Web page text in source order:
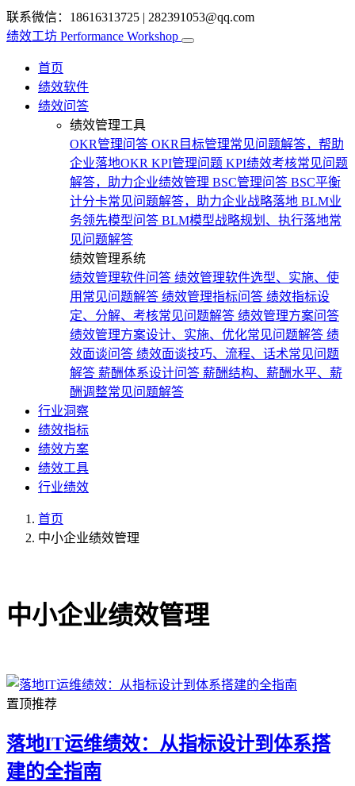
联系微信：18616313725 | 282391053@qq.com
绩效工坊 Performance Workshop
首页
绩效软件
绩效问答
绩效管理工具
OKR管理问答 OKR目标管理常见问题解答，帮助
企业落地OKR KPI管理问题 KPI绩效考核常见问题
解答，助力企业绩效管理 BSC管理问答 BSC平衡
计分卡常见问题解答，助力企业战略落地 BLM业
务领先模型问答 BLM模型战略规划、执行落地常
见问题解答
绩效管理系统
绩效管理软件问答 绩效管理软件选型、实施、使
用常见问题解答 绩效管理指标问答 绩效指标设
定、分解、考核常见问题解答 绩效管理方案问答
绩效管理方案设计、实施、优化常见问题解答 绩
效面谈问答 绩效面谈技巧、流程、话术常见问题
解答 薪酬体系设计问答 薪酬结构、薪酬水平、薪
酬调整常见问题解答
行业洞察
绩效指标
绩效方案
绩效工具
行业绩效
首页
中小企业绩效管理
中小企业绩效管理
置顶推荐
落地IT运维绩效：从指标设计到体系搭
建的全指南